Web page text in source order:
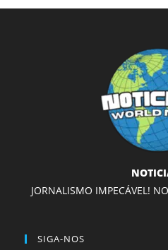
JORNALISMO IMPECÁVEL!
SIGA-NOS